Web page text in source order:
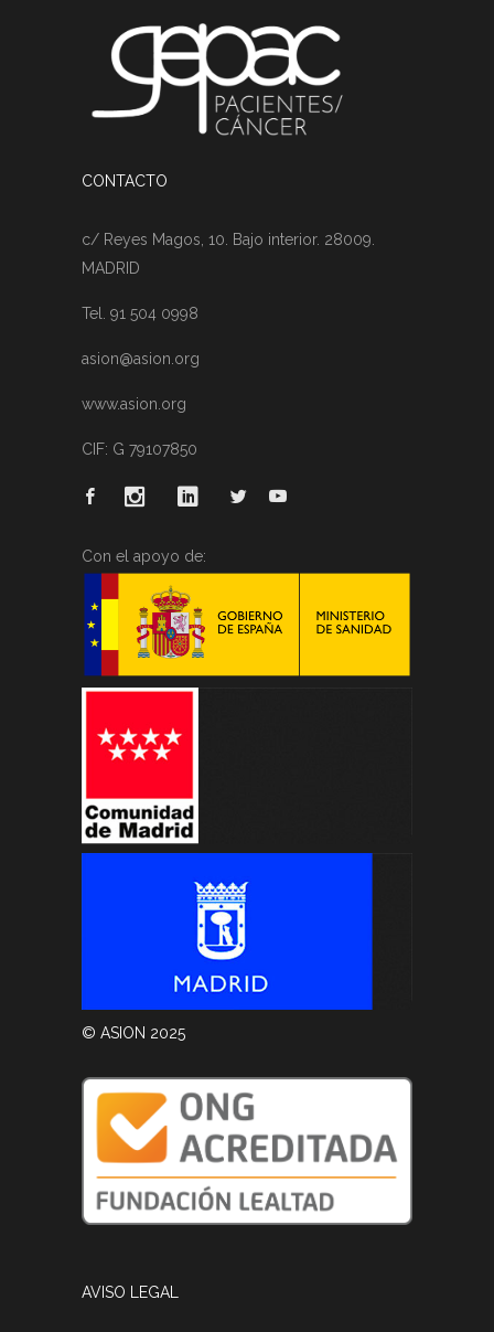
CONTACTO
c/ Reyes Magos, 10. Bajo interior. 28009.
MADRID
Tel. 91 504 0998
asion@asion.org
www.asion.org
CIF: G 79107850
Con el apoyo de:
© ASION 2025
AVISO LEGAL